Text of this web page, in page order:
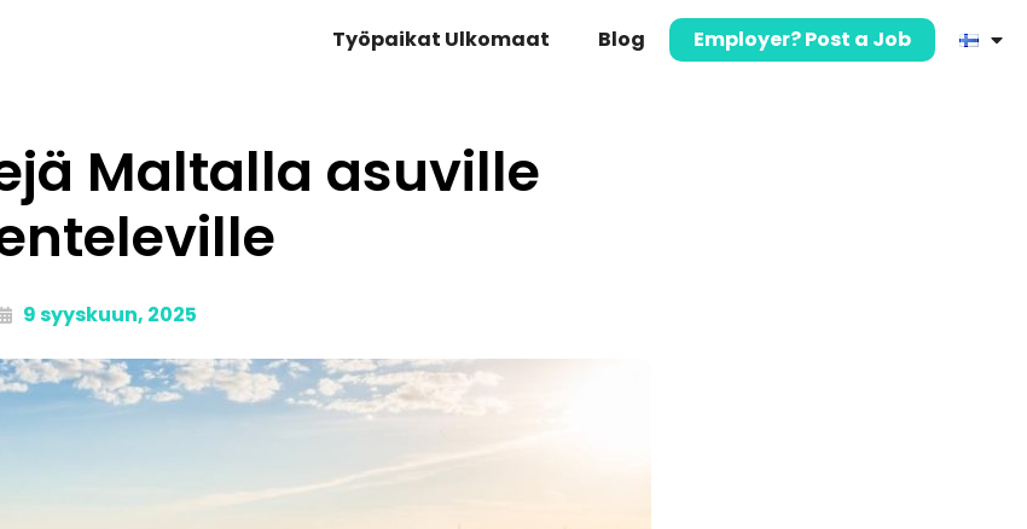
Työpaikat Ulkomaat Blog Employer? Post a Job
Maltalla asuville
9 syyskuun, 2025